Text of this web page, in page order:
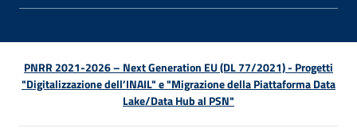
PNRR 2021-2026 – Next Generation EU (DL 77/2021) - Progetti
"Digitalizzazione dell’INAIL" e "Migrazione della Piattaforma Data
Lake/Data Hub al PSN"